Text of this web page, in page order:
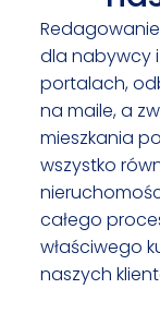
dla nabywcy
portalach,
na maile, a
mieszkania
wszystko
całego
właściwego
naszych